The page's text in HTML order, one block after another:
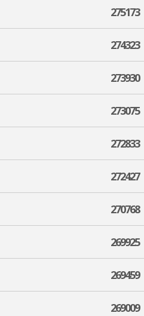
275173
274323
273930
273075
272833
272427
270768
269925
269459
269009